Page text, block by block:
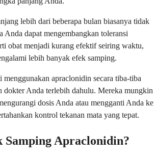
lebih dari beberapa bulan biasanya tidak
Anda dapat mengembangkan toleransi
obat menjadi kurang efektif seiring waktu,
lebih banyak efek samping.
menggunakan apraclonidin secara tiba-tiba
dokter Anda terlebih dahulu. Mereka mungkin
dosis Anda atau mengganti Anda ke
kontrol tekanan mata yang tepat.
Samping Apraclonidin?